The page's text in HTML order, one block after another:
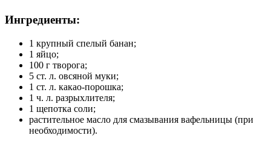
Ингредиенты:
1 крупный спелый банан;
1 яйцо;
100 г творога;
5 ст. л. овсяной муки;
1 ст. л. какао-порошка;
1 ч. л. разрыхлителя;
1 щепотка соли;
растительное масло для смазывания вафельницы (при
необходимости).